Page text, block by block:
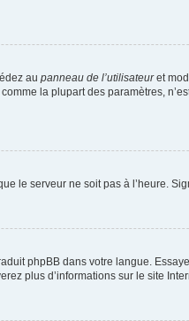
au panneau de l’utilisateuret
la plupart des paramètres,
le serveur ne soit pas à l’heure.
phpBB dans votre langue.
plus d’informations sur le site